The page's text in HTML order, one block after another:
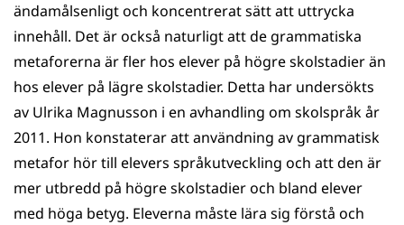
ändamålsenligt och koncentrerat sätt att uttrycka
innehåll. Det är också naturligt att de grammatiska
metaforerna är fler hos elever på högre skolstadier än
hos elever på lägre skolstadier. Detta har undersökts
av Ulrika Magnusson i en avhandling om skolspråk år
2011. Hon konstaterar att användning av grammatisk
metafor hör till elevers språkutveckling och att den är
mer utbredd på högre skolstadier och bland elever
med höga betyg. Eleverna måste lära sig förstå och